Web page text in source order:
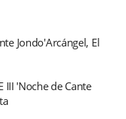
Jondo'Arcángel, El
III 'Noche de Cante